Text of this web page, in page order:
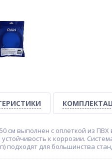
см выполнен с оплеткой из
к коррозии.
подходят для большинства